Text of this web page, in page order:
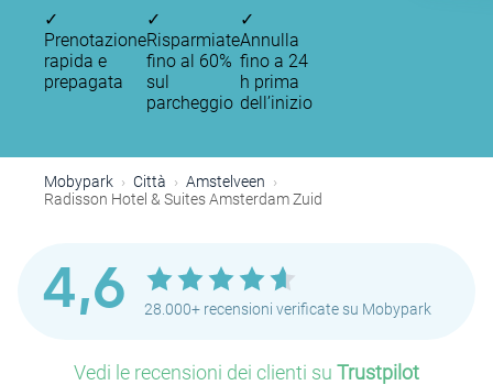
✓
Prenotazione
rapida e
prepagata
✓
Risparmiate
fino al 60%
sul
parcheggio
✓
Annulla
fino a 24
h prima
dell’inizio
Mobypark Città
Amstelveen
Radisson Hotel & Suites Amsterdam Zuid
4,6 28.000+ recensioni verificate su Mobypark
Vedi le recensioni dei clienti su Trustpilot
P
P